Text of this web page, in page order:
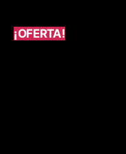
¡OFERTA!